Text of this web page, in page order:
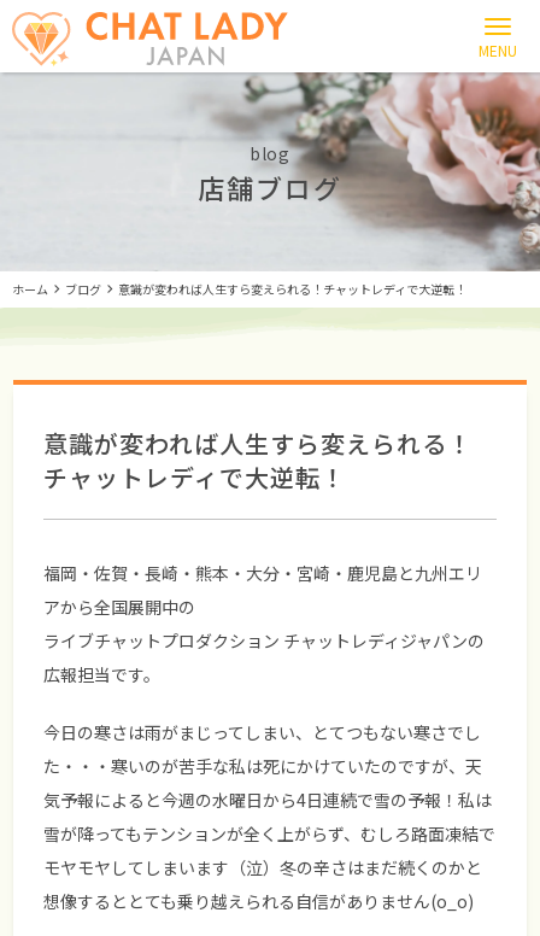
blog
店舗ブログ
ホーム ブログ 意識が変われば人生すら変えられる！チャットレディで大逆転！
意識が変われば人生すら変えられる！
チャットレディで大逆転！
福岡・佐賀・長崎・熊本・大分・宮崎・鹿児島と九州エリ
アから全国展開中の
ライブチャットプロダクション チャットレディジャパンの
広報担当です。
今日の寒さは雨がまじってしまい、とてつもない寒さでし
た・・・寒いのが苦手な私は死にかけていたのですが、天
気予報によると今週の水曜日から4日連続で雪の予報！私は
雪が降ってもテンションが全く上がらず、むしろ路面凍結で
モヤモヤしてしまいます（泣）冬の辛さはまだ続くのかと
想像するととても乗り越えられる自信がありません(o_o)